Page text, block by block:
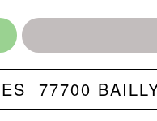
MIDI
sur place.